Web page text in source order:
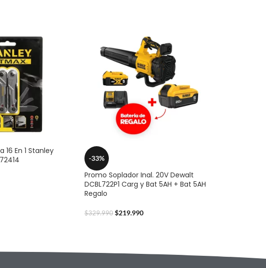
En 1 Stanley
-33%
Promo Soplador Inal. 20V Dewalt
DCBL722P1 Carg y Bat 5AH + Bat 5AH
Regalo
$329.990 $219.990